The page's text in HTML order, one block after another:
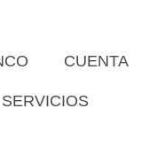
CUENTA
SERVICIOS